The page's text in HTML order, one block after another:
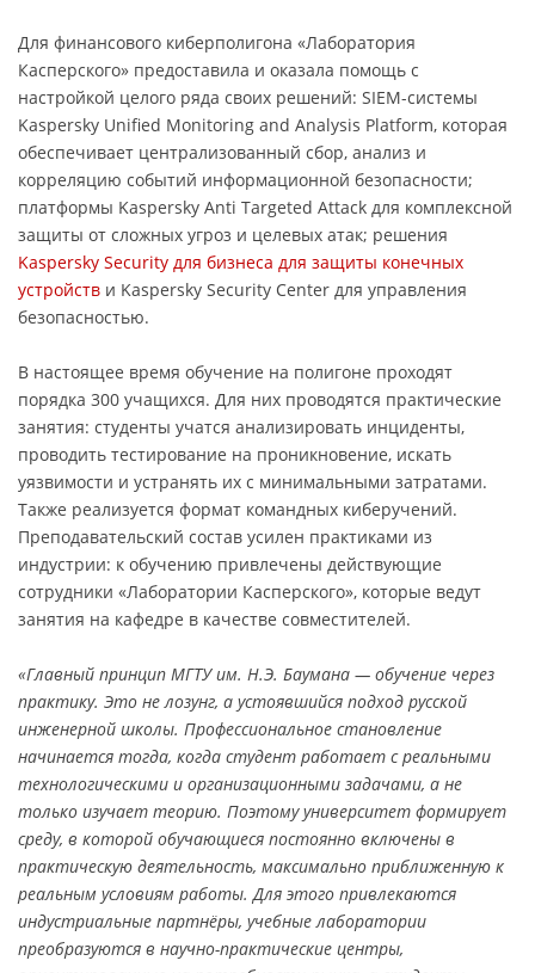
Для финансового киберполигона «Лаборатория
Касперского» предоставила и оказала помощь с
настройкой целого ряда своих решений: SIEM-системы
Kaspersky Unified Monitoring and Analysis Platform, которая
обеспечивает централизованный сбор, анализ и
корреляцию событий информационной безопасности;
платформы Kaspersky Anti Targeted Attack для комплексной
защиты от сложных угроз и целевых атак; решения
Kaspersky Security для бизнеса для защиты конечных
устройств и Kaspersky Security Center для управления
безопасностью.
В настоящее время обучение на полигоне проходят
порядка 300 учащихся. Для них проводятся практические
занятия: студенты учатся анализировать инциденты,
проводить тестирование на проникновение, искать
уязвимости и устранять их с минимальными затратами.
Также реализуется формат командных киберучений.
Преподавательский состав усилен практиками из
индустрии: к обучению привлечены действующие
сотрудники «Лаборатории Касперского», которые ведут
занятия на кафедре в качестве совместителей.
«Главный принцип МГТУ им. Н.Э. Баумана — обучение через
практику. Это не лозунг, а устоявшийся подход русской
инженерной школы. Профессиональное становление
начинается тогда, когда студент работает с реальными
технологическими и организационными задачами, а не
только изучает теорию. Поэтому университет формирует
среду, в которой обучающиеся постоянно включены в
практическую деятельность, максимально приближенную к
реальным условиям работы. Для этого привлекаются
индустриальные партнёры, учебные лаборатории
преобразуются в научно-практические центры,